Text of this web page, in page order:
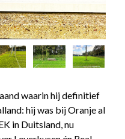
waarin hij definitief
hij was bij Oranje al
in Duitsland, nu